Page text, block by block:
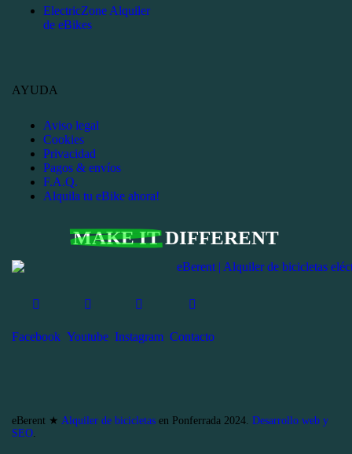
ElectricZone Alquiler
de eBikes
AYUDA
Aviso legal
Cookies
Privacidad
Pagos & envíos
F.A.Q.
Alquila tu eBike ahora!
MAKE ITDIFFERENT
Facebook Youtube Instagram Contacto
eBerent ★ Alquiler de bicicletas en Ponferrada 2024. Desarrollo web y
SEO.